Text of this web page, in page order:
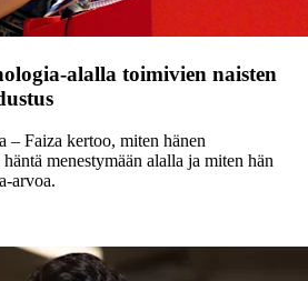
alalla toimivien naisten
– Faiza kertoo, miten hänen
menestymään alalla ja miten hän
arvoa.